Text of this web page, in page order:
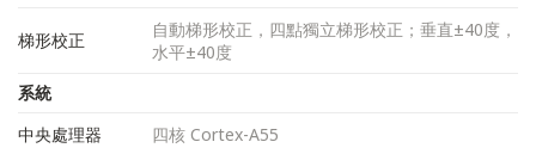
梯形校正
自動梯形校正，四點獨立梯形校正；垂直±40度，
水平±40度
系統
中央處理器
四核 Cortex-A55